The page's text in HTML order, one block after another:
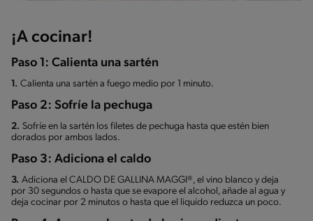
¡A cocinar!
Paso 1: Calienta una sartén
1. Calienta una sartén a fuego medio por 1 minuto.
Paso 2: Sofríe la pechuga
2. Sofríe en la sartén los filetes de pechuga hasta que estén bien
dorados por ambos lados.
Paso 3: Adiciona el caldo
3. Adiciona el CALDO DE GALLINA MAGGI®, el vino blanco y deja
por 30 segundos o hasta que se evapore el alcohol, añade al agua y
deja cocinar por 2 minutos o hasta que el liquido reduzca un poco.